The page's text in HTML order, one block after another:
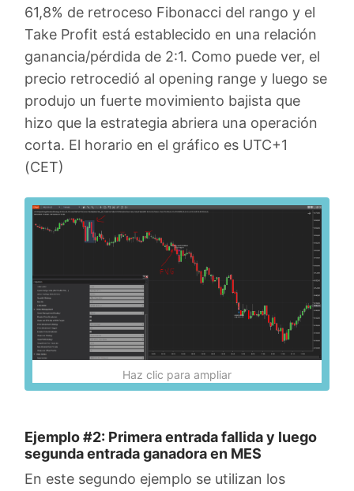
61,8% de retroceso Fibonacci del rango y el
Take Profit está establecido en una relación
ganancia/pérdida de 2:1. Como puede ver, el
precio retrocedió al opening range y luego se
produjo un fuerte movimiento bajista que
hizo que la estrategia abriera una operación
corta. El horario en el gráfico es UTC+1
(CET)
Haz clic para ampliar
Ejemplo #2: Primera entrada fallida y luego
segunda entrada ganadora en MES
En este segundo ejemplo se utilizan los